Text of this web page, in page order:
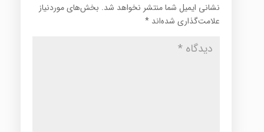
نشانی ایمیل شما منتشر نخواهد شد. بخش‌های موردنیاز
علامت‌گذاری شده‌اند *